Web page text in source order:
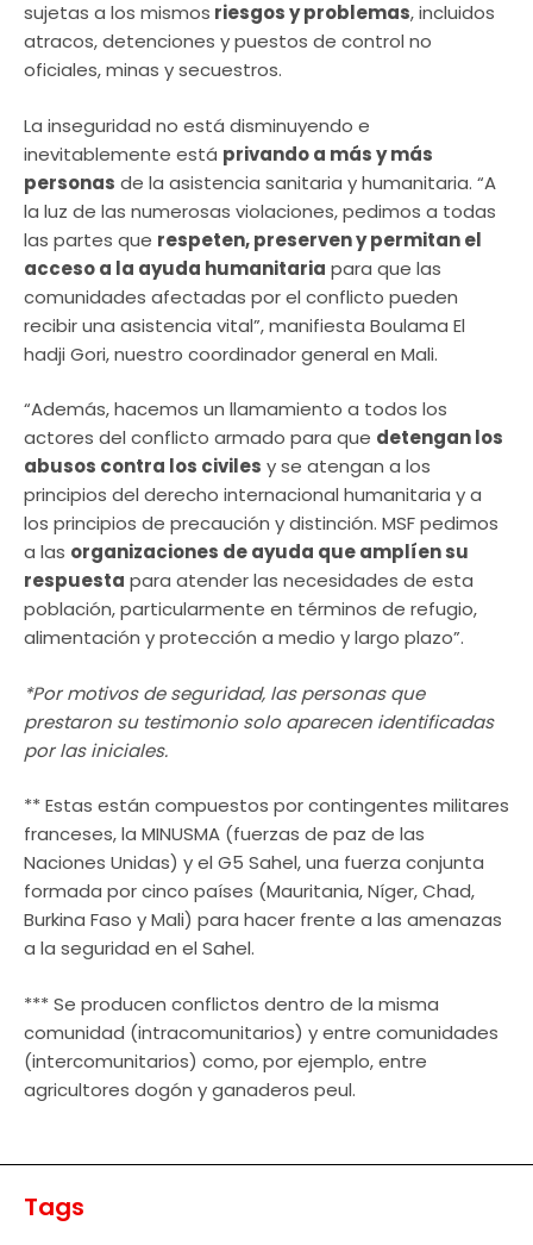
sujetas a los mismos riesgos y problemas, incluidos
atracos, detenciones y puestos de control no
oficiales, minas y secuestros.
La inseguridad no está disminuyendo e
inevitablemente está privando a más y más
personas de la asistencia sanitaria y humanitaria. “A
la luz de las numerosas violaciones, pedimos a todas
las partes que respeten, preserven y permitan el
acceso a la ayuda humanitaria para que las
comunidades afectadas por el conflicto pueden
recibir una asistencia vital”, manifiesta Boulama El
hadji Gori, nuestro coordinador general en Mali.
“Además, hacemos un llamamiento a todos los
actores del conflicto armado para que detengan los
abusos contra los civiles y se atengan a los
principios del derecho internacional humanitaria y a
los principios de precaución y distinción. MSF pedimos
a las organizaciones de ayuda que amplíen su
respuesta para atender las necesidades de esta
población, particularmente en términos de refugio,
alimentación y protección a medio y largo plazo”.
*Por motivos de seguridad, las personas que
prestaron su testimonio solo aparecen identificadas
por las iniciales.
** Estas están compuestos por contingentes militares
franceses, la MINUSMA (fuerzas de paz de las
Naciones Unidas) y el G5 Sahel, una fuerza conjunta
formada por cinco países (Mauritania, Níger, Chad,
Burkina Faso y Mali) para hacer frente a las amenazas
a la seguridad en el Sahel.
*** Se producen conflictos dentro de la misma
comunidad (intracomunitarios) y entre comunidades
(intercomunitarios) como, por ejemplo, entre
agricultores dogón y ganaderos peul.
Tags